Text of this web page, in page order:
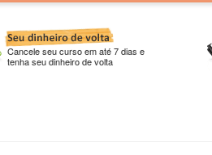
Cancele seu curso em até 7 dias e
tenha seu dinheiro de volta